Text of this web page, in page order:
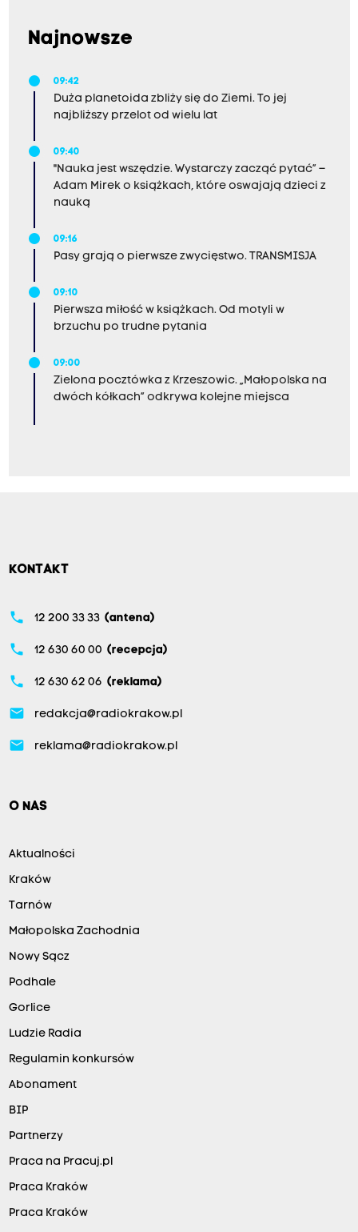
Najnowsze
09:42
Duża planetoida zbliży się do Ziemi. To jej
najbliższy przelot od wielu lat
09:40
"Nauka jest wszędzie. Wystarczy zacząć pytać” –
Adam Mirek o książkach, które oswajają dzieci z
nauką
09:16
Pasy grają o pierwsze zwycięstwo. TRANSMISJA
09:10
Pierwsza miłość w książkach. Od motyli w
brzuchu po trudne pytania
09:00
Zielona pocztówka z Krzeszowic. „Małopolska na
dwóch kółkach” odkrywa kolejne miejsca
KONTAKT
phone 12 200 33 33 (antena)
phone 12 630 60 00 (recepcja)
phone 12 630 62 06 (reklama)
email redakcja@radiokrakow.pl
email reklama@radiokrakow.pl
O NAS
Aktualności
Kraków
Tarnów
Małopolska Zachodnia
Nowy Sącz
Podhale
Gorlice
Ludzie Radia
Regulamin konkursów
Abonament
BIP
Partnerzy
Praca na Pracuj.pl
Praca Kraków
Praca Kraków